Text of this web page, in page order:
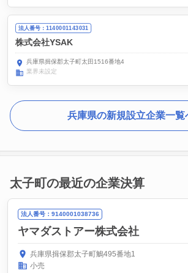
法人番号：1140001143031
株式会社YSAK
兵庫県揖保郡太子町太田1516番地4
業界未設定
兵庫県の新規設立企業一覧
太子町の最近の企業決算
法人番号：9140001038736
ヤマダストアー株式会社
兵庫県揖保郡太子町鵤495番地1
小売